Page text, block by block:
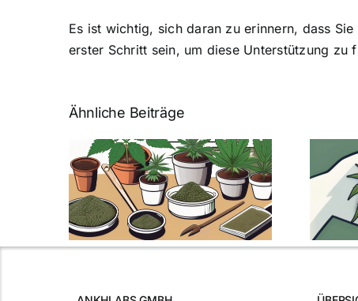
Es ist wichtig, sich daran zu erinnern, dass
erster Schritt sein, um diese Unterstützung zu
Ähnliche Beiträge
Neue THC-Grenzwert-
Regelung: Was Sie
über Cannabis und
Autofahren wissen
müssen